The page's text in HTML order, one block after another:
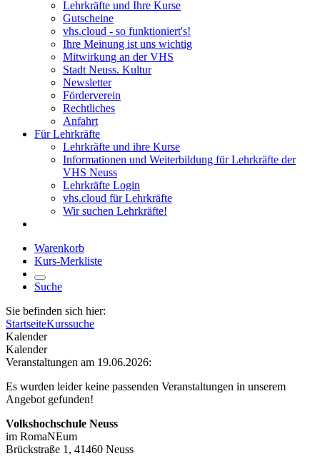
Lehrkräfte und Ihre Kurse
Gutscheine
vhs.cloud - so funktioniert's!
Ihre Meinung ist uns wichtig
Mitwirkung an der VHS
Stadt Neuss. Kultur
Newsletter
Förderverein
Rechtliches
Anfahrt
Für Lehrkräfte
Lehrkräfte und ihre Kurse
Informationen und Weiterbildung für Lehrkräfte der
VHS Neuss
Lehrkräfte Login
vhs.cloud für Lehrkräfte
Wir suchen Lehrkräfte!
Warenkorb
Kurs-Merkliste
Suche
Sie befinden sich hier:
StartseiteKurssuche
Kalender
Kalender
Veranstaltungen am 19.06.2026:
Es wurden leider keine passenden Veranstaltungen in unserem
Angebot gefunden!
Volkshochschule Neuss
im RomaNEum
Brückstraße 1, 41460 Neuss